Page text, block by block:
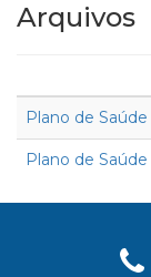
Arquivos
Plano de Saúde
Plano de